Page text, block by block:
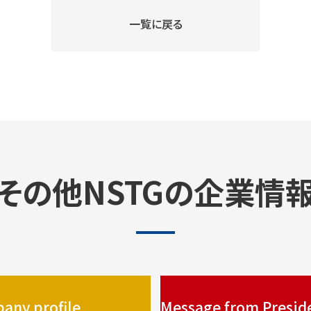
一覧に戻る
の他NSTGの企業情
profile Message from